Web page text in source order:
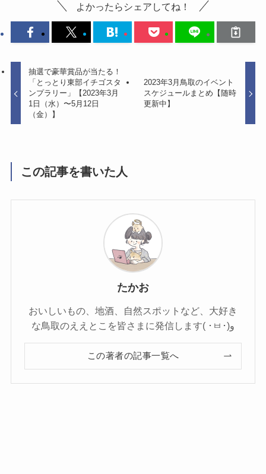
よかったらシェアしてね！
抽選で豪華賞品が当たる！
「とっとり東部イチゴスタ
ンプラリー」【2023年3月
1日（水）〜5月12日
（金）】
2023年3月鳥取のイベント
スケジュールまとめ【随時
更新中】
この記事を書いた人
たかお
おいしいもの、地酒、自然スポットなど、大好き
な鳥取のええとこを皆さまに発信します( ･ㅂ･)و
この著者の記事一覧へ